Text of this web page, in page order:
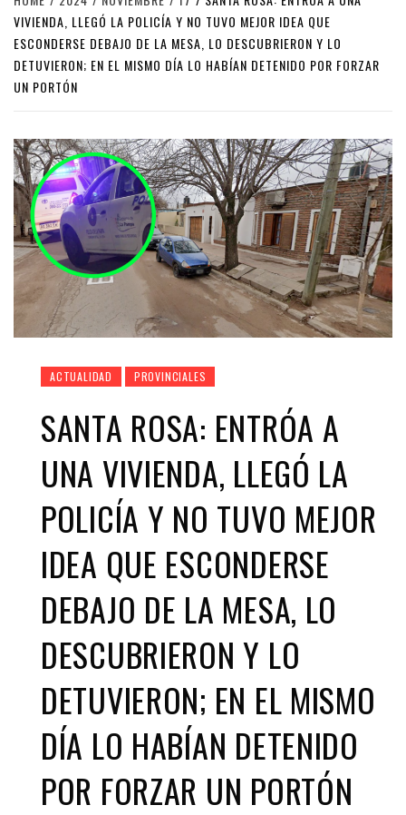
VIVIENDA, LLEGÓ LA POLICÍA Y NO TUVO MEJOR IDEA QUE
ESCONDERSE DEBAJO DE LA MESA, LO DESCUBRIERON Y LO
DETUVIERON; EN EL MISMO DÍA LO HABÍAN DETENIDO POR FORZAR
UN PORTÓN
ACTUALIDAD PROVINCIALES
SANTA ROSA: ENTRÓA A
UNA VIVIENDA, LLEGÓ LA
POLICÍA Y NO TUVO MEJOR
IDEA QUE ESCONDERSE
DEBAJO DE LA MESA, LO
DESCUBRIERON Y LO
DETUVIERON; EN EL MISMO
DÍA LO HABÍAN DETENIDO
POR FORZAR UN PORTÓN